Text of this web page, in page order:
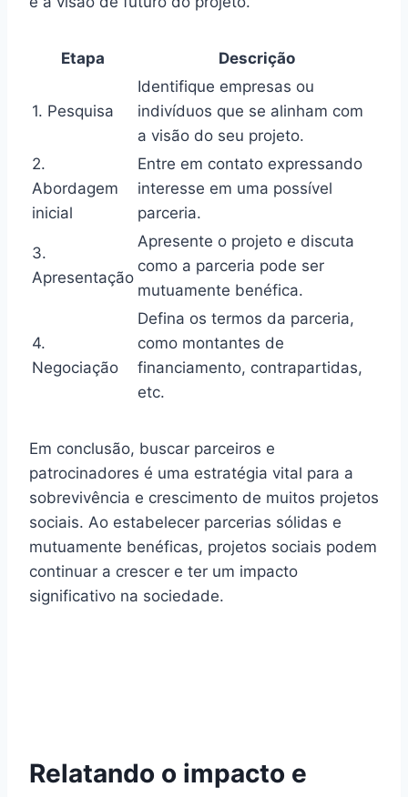
Etapa Descrição
1. Pesquisa
Identifique empresas ou
indivíduos que se alinham com
a visão do seu projeto.
2.
Abordagem
inicial
Entre em contato expressando
interesse em uma possível
parceria.
3.
Apresentação
Apresente o projeto e discuta
como a parceria pode ser
mutuamente benéfica.
4.
Negociação
Defina os termos da parceria,
como montantes de
financiamento, contrapartidas,
etc.
Em conclusão, buscar parceiros e
patrocinadores é uma estratégia vital para a
sobrevivência e crescimento de muitos projetos
sociais. Ao estabelecer parcerias sólidas e
mutuamente benéficas, projetos sociais podem
continuar a crescer e ter um impacto
significativo na sociedade.
Relatando o impacto e